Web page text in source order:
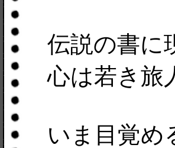
伝説の書
心は若き
いま目覚